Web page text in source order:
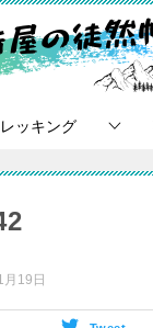
ッキング
19日